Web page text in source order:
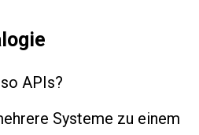
APIs?
Systeme zu einem